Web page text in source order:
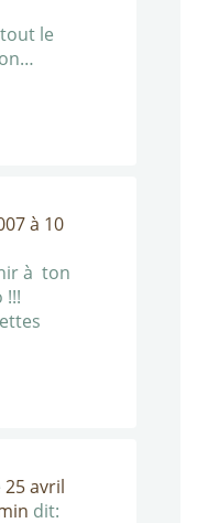
le
à 10
à ton
!!!
25 avril
dit: